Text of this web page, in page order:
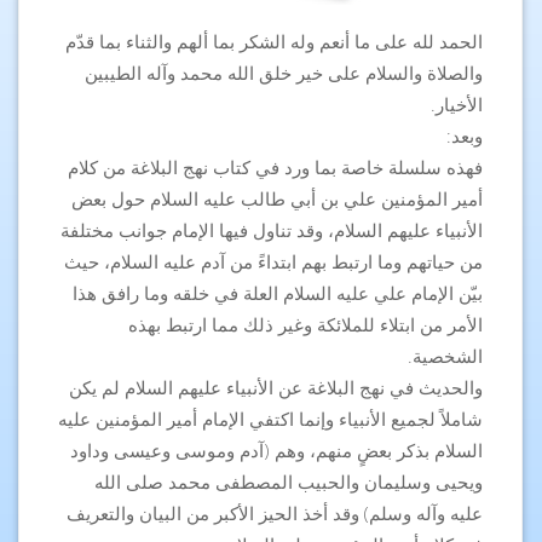
الحمد لله على ما أنعم وله الشكر بما ألهم والثناء بما قدّم
والصلاة والسلام على خير خلق الله محمد وآله الطيبين
الأخيار.
وبعد:
فهذه سلسلة خاصة بما ورد في كتاب نهج البلاغة من كلام
أمير المؤمنين علي بن أبي طالب عليه السلام حول بعض
الأنبياء عليهم السلام، وقد تناول فيها الإمام جوانب مختلفة
من حياتهم وما ارتبط بهم ابتداءً من آدم عليه السلام، حيث
بيّن الإمام علي عليه السلام العلة في خلقه وما رافق هذا
الأمر من ابتلاء للملائكة وغير ذلك مما ارتبط بهذه
الشخصية.
والحديث في نهج البلاغة عن الأنبياء عليهم السلام لم يكن
شاملاً لجميع الأنبياء وإنما اكتفي الإمام أمير المؤمنين عليه
السلام بذكر بعضٍ منهم، وهم (آدم وموسى وعيسى وداود
ويحيى وسليمان والحبيب المصطفى محمد صلى الله
عليه وآله وسلم) وقد أخذ الحيز الأكبر من البيان والتعريف